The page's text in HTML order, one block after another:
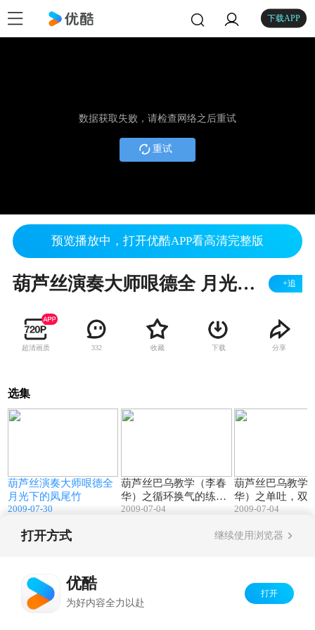
下载APP
数据获取失败，请检查网络之后重试
重试
预览播放中，打开优酷APP看高清完整版
葫芦丝演奏大师哏德全 月光下的凤尾竹 +追
超清画质 332 收藏 下载 分享
选集
葫芦丝演奏大师哏德全
月光下的凤尾竹
2009-07-30
葫芦丝巴乌教学（李春
华）之循环换气的练习
及运用
2009-07-04
葫芦丝巴乌教学
华）之单吐，双
吐的练习及运用
2009-07-04
打开方式 继续使用浏览器
优酷
为好内容全力以赴
打开